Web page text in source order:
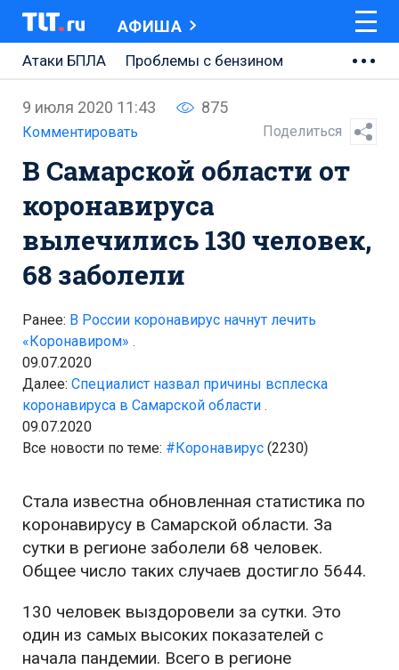
АФИША
Атаки БПЛА
Проблемы с бензином
Ремонт Центральной площади
Ремонт Обводного шоссе
Набережная Тольятти
Неделя Тольятти
9 июля 2020 11:43 875
Комментировать Поделиться
В Самарской области от
коронавируса
вылечились 130 человек,
68 заболели
Ранее: В России коронавирус начнут лечить
«Коронавиром» .
09.07.2020
Далее: Специалист назвал причины всплеска
коронавируса в Самарской области .
09.07.2020
Все новости по теме: #Коронавирус (2230)
Стала известна обновленная статистика по
коронавирусу в Самарской области. За
сутки в регионе заболели 68 человек.
Общее число таких случаев достигло 5644.
130 человек выздоровели за сутки. Это
один из самых высоких показателей с
начала пандемии. Всего в регионе